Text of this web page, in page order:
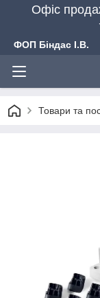
Офіс
ФОП Біндас І.В.
Товари та